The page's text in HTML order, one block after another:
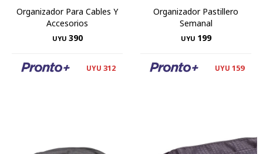
Organizador Para Cables Y
Accesorios
UYU 390
UYU 312
Organizador Pastillero
Semanal
UYU 199
UYU 159